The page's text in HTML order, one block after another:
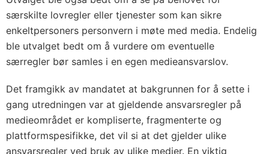
særskilte lovregler eller tjenester som kan sikre
enkeltpersoners personvern i møte med media. Endelig
ble utvalget bedt om å vurdere om eventuelle
særregler bør samles i en egen medieansvarslov.
Det framgikk av mandatet at bakgrunnen for å sette i
gang utredningen var at gjeldende ansvarsregler på
medieområdet er kompliserte, fragmenterte og
plattformspesifikke, det vil si at det gjelder ulike
ansvarsregler ved bruk av ulike medier. En viktig